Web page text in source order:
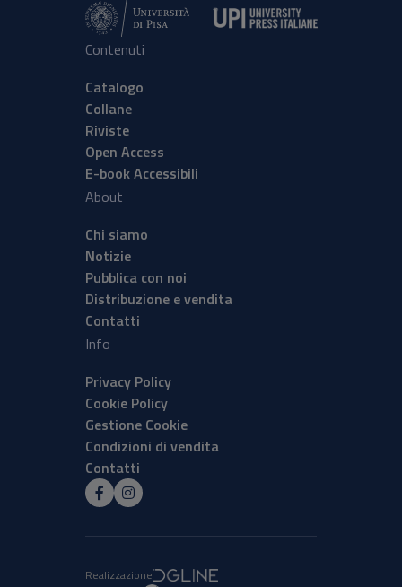
Contenuti
Catalogo
Collane
Riviste
Open Access
E-book Accessibili
About
Chi siamo
Notizie
Pubblica con noi
Distribuzione e vendita
Contatti
Info
Privacy Policy
Cookie Policy
Gestione Cookie
Condizioni di vendita
Contatti
Realizzazione